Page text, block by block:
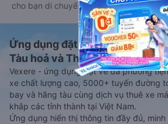
cho bạn di chuyển.
Ứng dụng đặt vé Xe khách,
Tàu hoả và Thuê xe
Vexere - ứng dụng đặt vé đa phương
xe chất lượng cao, 5000+ tuyến đường
bay và hãng tàu cùng dịch vụ thuê xe
khắp các tỉnh thành tại Việt Nam.
Ứng dụng hiển thị thông tin đầy đủ,